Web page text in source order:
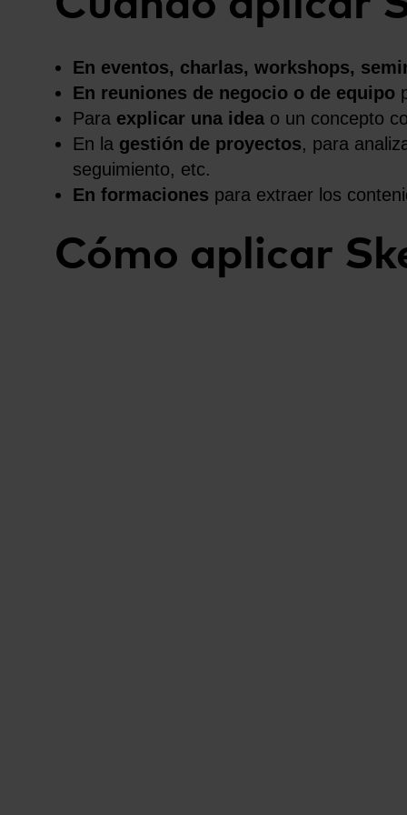
En eventos, charlas, workshops,
En reuniones de negocio o de equipo
Para explicar una idea o un concepto
En la gestión de proyectos, para
seguimiento, etc.
En formaciones para extraer los
Cómo aplicar